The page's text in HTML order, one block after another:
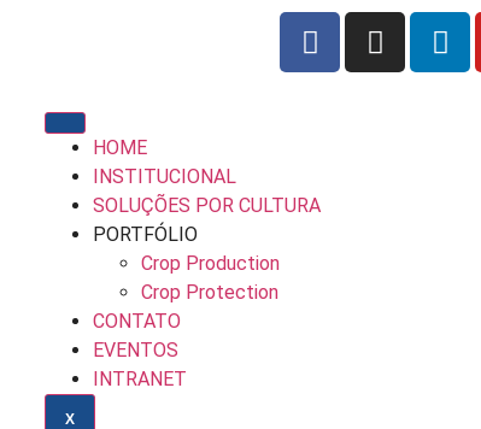
HOME
INSTITUCIONAL
SOLUÇÕES POR CULTURA
PORTFÓLIO
Crop Production
Crop Protection
CONTATO
EVENTOS
INTRANET
X